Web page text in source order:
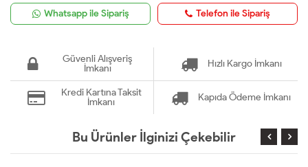
Whatsapp ile Sipariş Telefon ile Sipariş
Güvenli Alışveriş
İmkanı
Hızlı Kargo İmkanı
Kredi Kartına Taksit
İmkanı
Kapıda Ödeme İmkanı
Bu Ürünler İlginizi Çekebilir